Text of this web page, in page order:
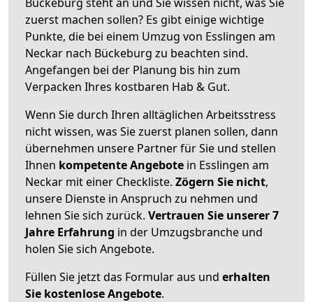
zuerst machen sollen? Es gibt einige wichtige
Punkte, die bei einem Umzug von Esslingen am
Neckar nach Bückeburg zu beachten sind.
Angefangen bei der Planung bis hin zum
Verpacken Ihres kostbaren Hab & Gut.
Wenn Sie durch Ihren alltäglichen Arbeitsstress
nicht wissen, was Sie zuerst planen sollen, dann
übernehmen unsere Partner für Sie und stellen
Ihnen kompetente Angebote in Esslingen am
Neckar mit einer Checkliste. Zögern Sie nicht,
unsere Dienste in Anspruch zu nehmen und
lehnen Sie sich zurück. Vertrauen Sie unserer 7
Jahre Erfahrung in der Umzugsbranche und
holen Sie sich Angebote.
Füllen Sie jetzt das Formular aus und erhalten
Sie kostenlose Angebote.